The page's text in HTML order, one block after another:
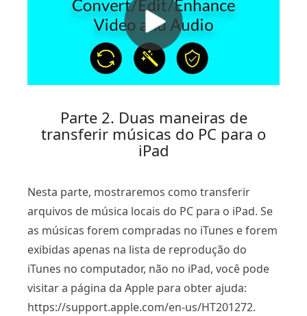
Parte 2. Duas maneiras de
transferir músicas do PC para o
iPad
Nesta parte, mostraremos como transferir
arquivos de música locais do PC para o iPad. Se
as músicas forem compradas no iTunes e forem
exibidas apenas na lista de reprodução do
iTunes no computador, não no iPad, você pode
visitar a página da Apple para obter ajuda:
https://support.apple.com/en-us/HT201272.